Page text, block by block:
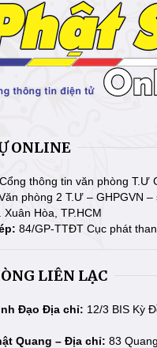
ONLINE
Cổng thông tin văn phòng T.Ư
phòng 2 T.Ư – GHPGVN
Xuân Hòa, TP.HCM
84/GP-TTĐT Cục phát
LIÊN LẠC
Đạo Địa chỉ: 12/3 BIS Kỳ
Quang – Địa chỉ: 83